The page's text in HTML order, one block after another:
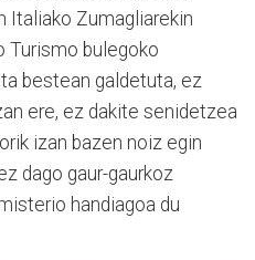
Italiako Zumagliarekin
Turismo bulegoko
bestean galdetuta, ez
ere, ez dakite senidetzea
izan bazen noiz egin
dago gaur-gaurkoz
handiagoa du